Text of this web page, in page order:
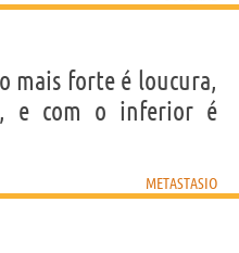
mais forte é loucura,
e com o inferior é
METASTASIO